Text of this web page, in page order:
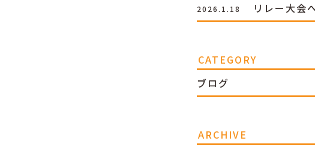
2026.1.18 リレー大会
CATEGORY
ブログ
ARCHIVE